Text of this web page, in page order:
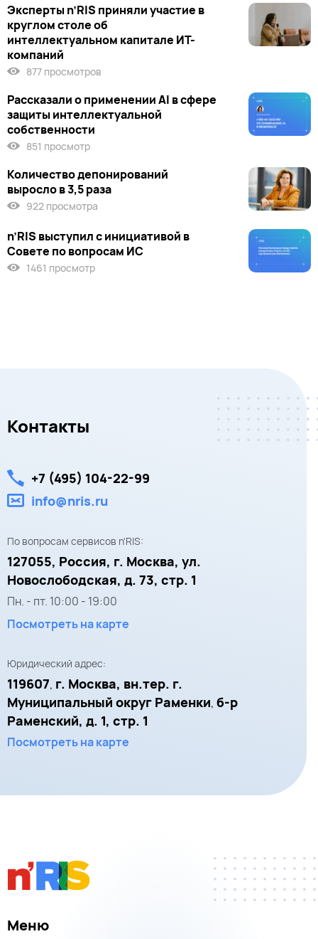
Эксперты n’RIS приняли участие в
круглом столе об
интеллектуальном капитале ИТ-
компаний
877 просмотров
Рассказали о применении AI в сфере
защиты интеллектуальной
собственности
851 просмотр
Количество депонирований
выросло в 3,5 раза
922 просмотра
n’RIS выступил c инициативой в
Совете по вопросам ИС
1461 просмотр
Контакты
+7 (495) 104-22-99
info@nris.ru
По вопросам сервисов n'RIS:
127055, Россия, г. Москва, ул.
Новослободская, д. 73, стр. 1
Пн. - пт. 10:00 - 19:00
Посмотреть на карте
Юридический адрес:
119607, г. Москва, вн.тер. г.
Муниципальный округ Раменки, б-р
Раменский, д. 1, стр. 1
Посмотреть на карте
Меню